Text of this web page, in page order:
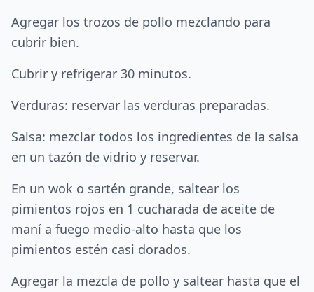
Agregar los trozos de pollo mezclando para
cubrir bien.
Cubrir y refrigerar 30 minutos.
Verduras: reservar las verduras preparadas.
Salsa: mezclar todos los ingredientes de la salsa
en un tazón de vidrio y reservar.
En un wok o sartén grande, saltear los
pimientos rojos en 1 cucharada de aceite de
maní a fuego medio-alto hasta que los
pimientos estén casi dorados.
Agregar la mezcla de pollo y saltear hasta que el